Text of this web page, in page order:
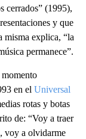
cerrados” (1995),
y que
misma explica, “la
permanece”.
en el Universal
rotas y botas
de: “Voy a traer
voy a olvidarme